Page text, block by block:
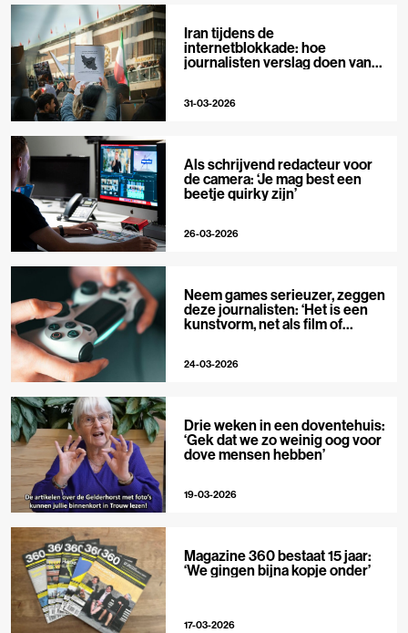
Iran tijdens de
internetblokkade: hoe
journalisten verslag doen van
31-03-2026
Als schrijvend redacteur voor
de camera: ‘Je mag best een
beetje quirky zijn’
26-03-2026
Neem games serieuzer, zeggen
deze journalisten: ‘Het is een
kunstvorm, net als film of
24-03-2026
Drie weken in een doventehuis:
‘Gek dat we zo weinig oog voor
dove mensen hebben’
19-03-2026
Magazine 360 bestaat 15 jaar:
‘We gingen bijna kopje onder’
17-03-2026